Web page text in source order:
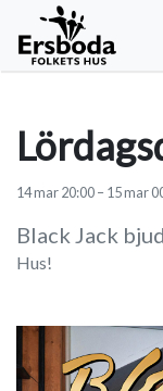
14mar20:00– 15mar
Black Jack
Hus!